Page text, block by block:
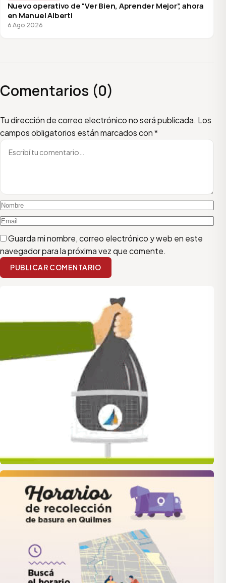
Nuevo operativo de “Ver Bien, Aprender Mejor”, ahora
en Manuel Alberti
6 Ago 2026
Comentarios (0)
Tu dirección de correo electrónico no será publicada. Los
campos obligatorios están marcados con*
Escribí tu comentario
Nombre
Email
Guarda mi nombre, correo electrónico y web en este
navegador para la próxima vez que comente.
PUBLICAR COMENTARIO
quilmes